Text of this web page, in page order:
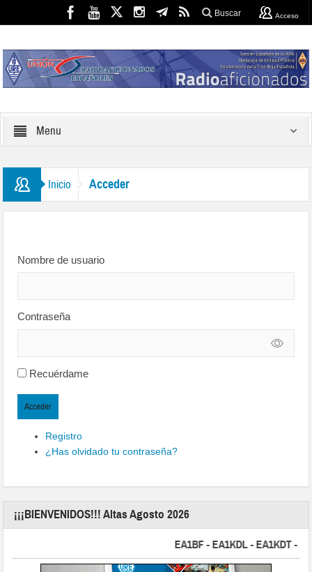
Buscar Acceso
Menu
Inicio Acceder
Nombre de usuario
Contraseña
Recuérdame
Acceder
Registro
¿Has olvidado tu contraseña?
¡¡¡BIENVENIDOS!!! Altas Agosto 2026
EA1BF - EA1KDL - EA1KDT -